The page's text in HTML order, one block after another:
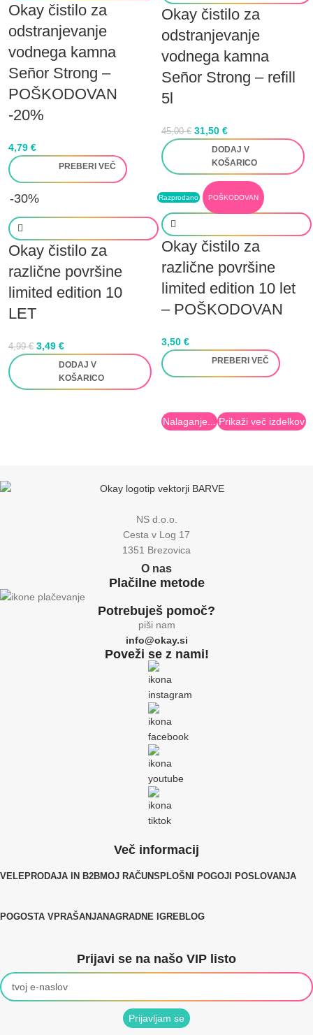
Okay čistilo za
odstranjevanje
vodnega kamna
Señor Strong –
POŠKODOVAN
-20%
4,79 €
PREBERI VEČ
Okay čistilo za
odstranjevanje
vodnega kamna
Señor Strong – refill
5l
45,00€ 31,50 €
DODAJ V
KOŠARICO
-30%
Okay čistilo za
različne površine
limited edition 10
LET
4,99€ 3,49 €
DODAJ V
KOŠARICO
Razprodano POŠKODOVAN
Okay čistilo za
različne površine
limited edition 10 let
– POŠKODOVAN
3,50 €
PREBERI VEČ
Prikaži več izdelkov
Nalaganje...
NS d.o.o.
Cesta v Log 17
1351 Brezovica
O nas
Plačilne metode
Potrebuješ pomoč?
piši nam
info@okay.si
Poveži se z nami!
Več informacij
VELEPRODAJA IN B2BMOJ RAČUNSPLOŠNI POGOJI POSLOVANJA
POGOSTA VPRAŠANJANAGRADNE IGREBLOG
Prijavi se na našo VIP listo
Prijavljam se